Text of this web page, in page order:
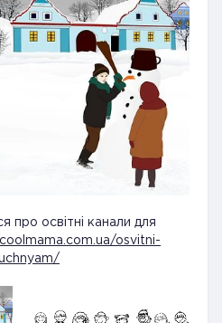
про освітні канали для
osvitni-